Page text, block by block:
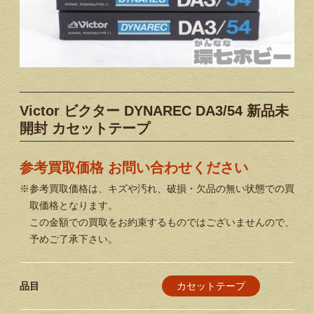
Victor ビクター DYNAREC DA3/54 新品未
開封 カセットテープ
参考買取価格 お問い合わせください
※参考買取価格は、キズや汚れ、破損・欠品の無い状態での買
取価格となります。
この金額での買取をお約束するものではございませんので、
予めご了承下さい。
品目 カセットテープ